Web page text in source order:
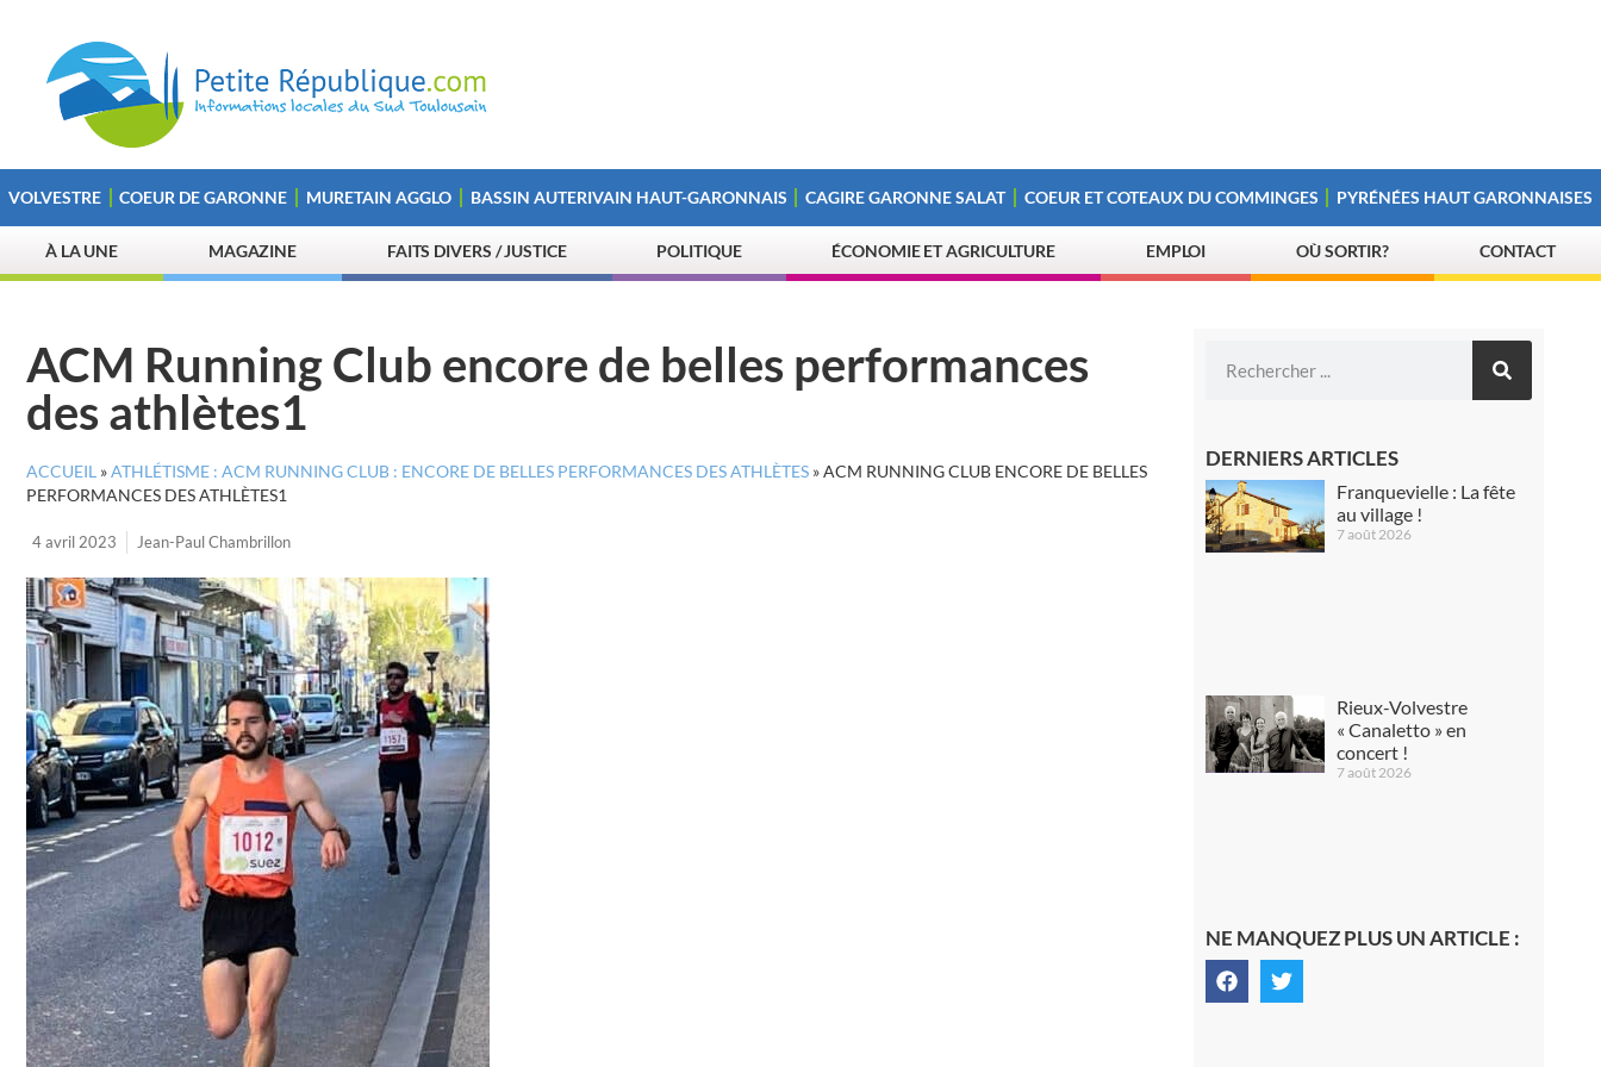
VOLVESTRE COEUR DE GARONNE MURETAIN AGGLO BASSIN AUTERIVAIN HAUT-GARONNAIS CAGIRE GARONNE SALAT COEUR ET COTEAUX DU COMMINGES PYRÉNÉES HAUT GARONNAISES
À LA UNE MAGAZINE FAITS DIVERS / JUSTICE POLITIQUE ÉCONOMIE ET AGRICULTURE EMPLOI OÙ SORTIR? CONTACT
ACM Running Club encore de belles performances
des athlètes1
ACCUEIL »ATHLÉTISME : ACM RUNNING CLUB : ENCORE DE BELLES PERFORMANCES DES ATHLÈTES »ACM RUNNING CLUB ENCORE DE BELLES
PERFORMANCES DES ATHLÈTES1
4 avril 2023 Jean-Paul Chambrillon
DERNIERS ARTICLES
Franquevielle : La fête
au village !
7 août 2026
Rieux-Volvestre
« Canaletto » en
concert !
7 août 2026
NE MANQUEZ PLUS UN ARTICLE :